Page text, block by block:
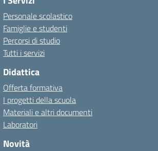
Personale scolastico
Famiglie e studenti
Percorsi di studio
Tutti i servizi
Didattica
Offerta formativa
I progetti della scuola
Materiali e altri documenti
Laboratori
Novità